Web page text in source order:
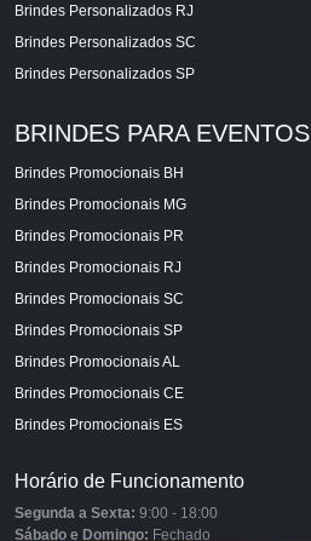
Brindes Personalizados RJ
Brindes Personalizados SC
Brindes Personalizados SP
BRINDES PARA EVENTOS
Brindes Promocionais BH
Brindes Promocionais MG
Brindes Promocionais PR
Brindes Promocionais RJ
Brindes Promocionais SC
Brindes Promocionais SP
Brindes Promocionais AL
Brindes Promocionais CE
Brindes Promocionais ES
Horário de Funcionamento
Segunda a Sexta: 9:00 - 18:00
Sábado e Domingo: Fechado